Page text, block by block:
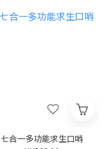
七合一多功能求生口哨